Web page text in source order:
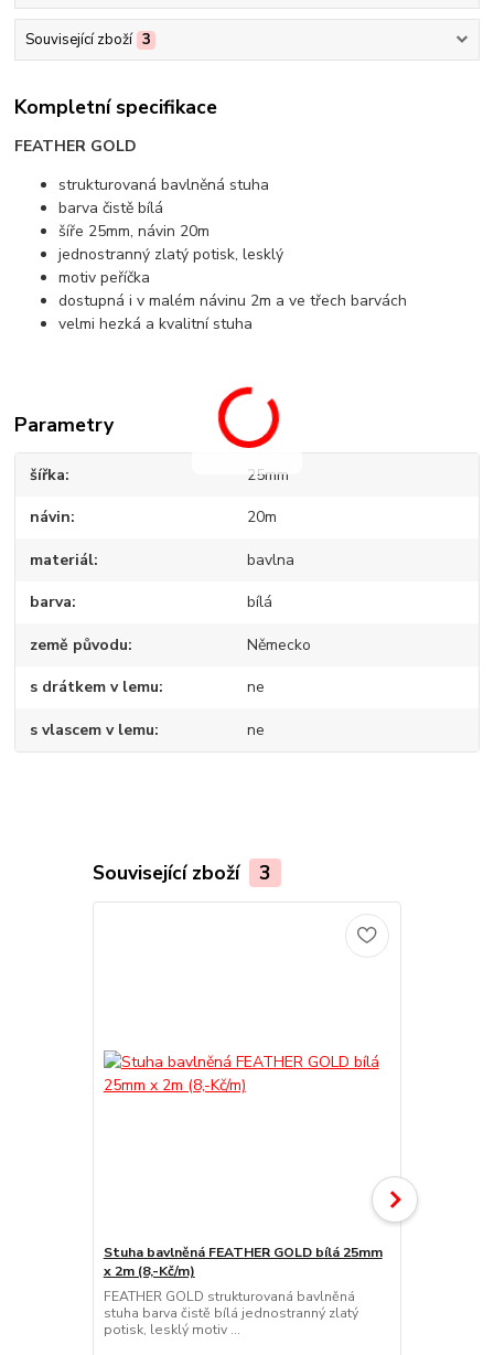
Související zboží 3
Kompletní specifikace
FEATHER GOLD
strukturovaná bavlněná stuha
barva čistě bílá
šíře 25mm, návin 20m
jednostranný zlatý potisk, lesklý
motiv peříčka
dostupná i v malém návinu 2m a ve třech barvách
velmi hezká a kvalitní stuha
Parametry
šířka 25mm
návin 20m
materiál bavlna
barva bílá
země původu Německo
s drátkem v lemu ne
s vlascem v lemu ne
Související zboží 3
Stuha bavlněná FEATHER GOLD bílá 25mm
x 2m (8,-Kč/m)
FEATHER GOLD strukturovaná bavlněná
stuha barva čistě bílá jednostranný zlatý
potisk, lesklý motiv ...